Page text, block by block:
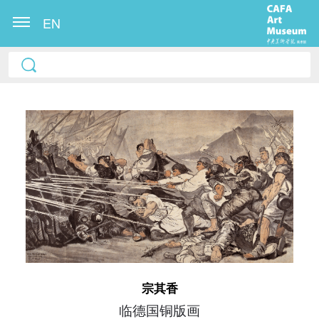
EN
宗其香
临德国铜版画
快捷登录 帐号密码登录
手机号码将作为您的登录账号